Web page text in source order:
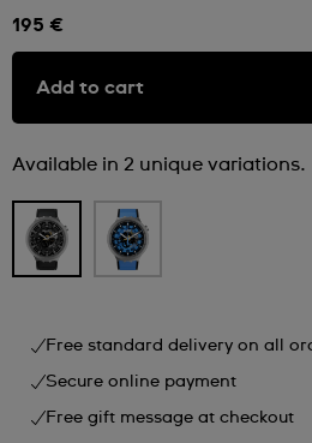
195 €
Add to cart
Available in 2 unique variations.
Free standard delivery on all
Secure online payment
Free gift message at checkout